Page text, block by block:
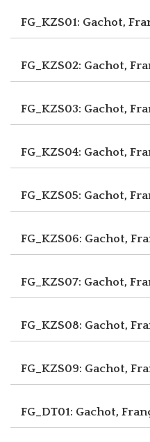
FG_KZS01: Gachot,
FG_KZS02: Gachot,
FG_KZS03: Gachot,
FG_KZS04: Gachot,
FG_KZS05: Gachot,
FG_KZS06: Gachot,
FG_KZS07: Gachot,
FG_KZS08: Gachot,
FG_KZS09: Gachot,
FG_DT01: Gachot,